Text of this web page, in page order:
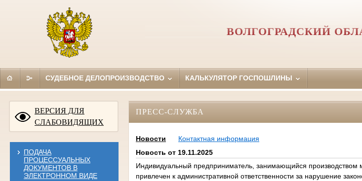
ВОЛГОГРАДСКИЙ
СУДЕБНОЕ ДЕЛОПРОИЗВОДСТВО КАЛЬКУЛЯТОР ГОСПОШЛИНЫ
ВЕРСИЯ ДЛЯ
СЛАБОВИДЯЩИХ
ПОДАЧА
ПРОЦЕССУАЛЬНЫХ
ДОКУМЕНТОВ В
ЭЛЕКТРОННОМ ВИДЕ
ПРЕСС-СЛУЖБА
Новости
Контактная информация
Новость от 19.11.2025
Индивидуальный предприниматель, занимающийся производством
привлечен к административной ответственности за нарушение